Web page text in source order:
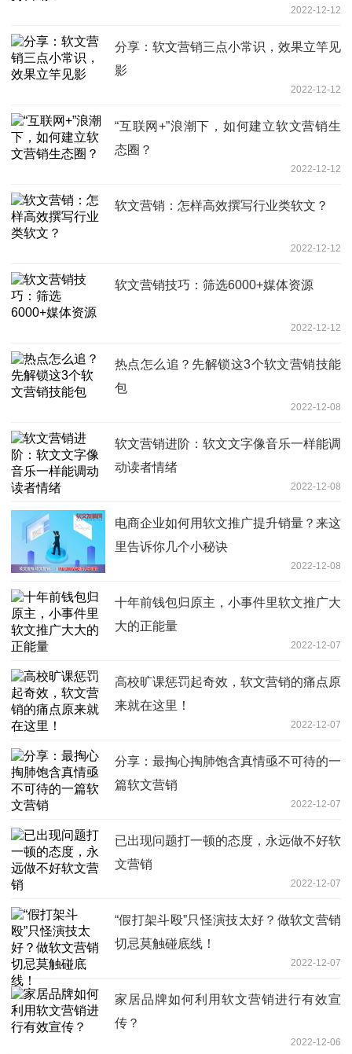
2022-12-12
分享：软文营销三点小常识，效果立竿见
影
2022-12-12
“互联网+”浪潮下，如何建立软文营销生
态圈？
2022-12-12
软文营销：怎样高效撰写行业类软文？
2022-12-12
软文营销技巧：筛选6000+媒体资源
2022-12-12
热点怎么追？先解锁这3个软文营销技能
包
2022-12-08
软文营销进阶：软文文字像音乐一样能调
动读者情绪
2022-12-08
电商企业如何用软文推广提升销量？来这
里告诉你几个小秘诀
2022-12-08
十年前钱包归原主，小事件里软文推广大
大的正能量
2022-12-07
高校旷课惩罚起奇效，软文营销的痛点原
来就在这里！
2022-12-07
分享：最掏心掏肺饱含真情亟不可待的一
篇软文营销
2022-12-07
已出现问题打一顿的态度，永远做不好软
文营销
2022-12-07
“假打架斗殴”只怪演技太好？做软文营销
切忌莫触碰底线！
2022-12-07
家居品牌如何利用软文营销进行有效宣
传？
2022-12-06